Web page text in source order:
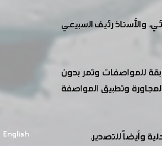
English
والأستاذ رئيف السبيعي
للمواصفات وتمر بدون
وتطبيق المواصفة
وأيضاً للتصدير.